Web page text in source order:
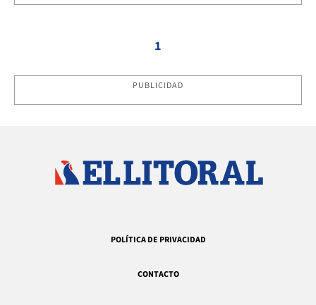
1
PUBLICIDAD
POLÍTICA DE PRIVACIDAD
CONTACTO